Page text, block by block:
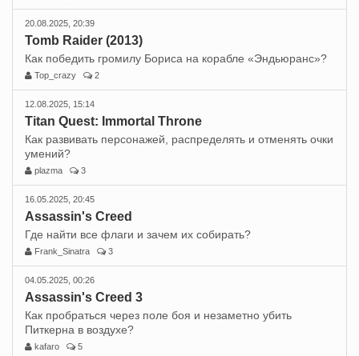
20.08.2025, 20:39
Tomb Raider (2013)
Как победить громилу Бориса на корабле «Эндьюранс»?
Top_crazy 2
12.08.2025, 15:14
Titan Quest: Immortal Throne
Как развивать персонажей, распределять и отменять очки
умений?
plazma 3
16.05.2025, 20:45
Assassin's Creed
Где найти все флаги и зачем их собирать?
Frank_Sinatra 3
04.05.2025, 00:26
Assassin's Creed 3
Как пробраться через поле боя и незаметно убить
Питкерна в воздухе?
kafaro 5